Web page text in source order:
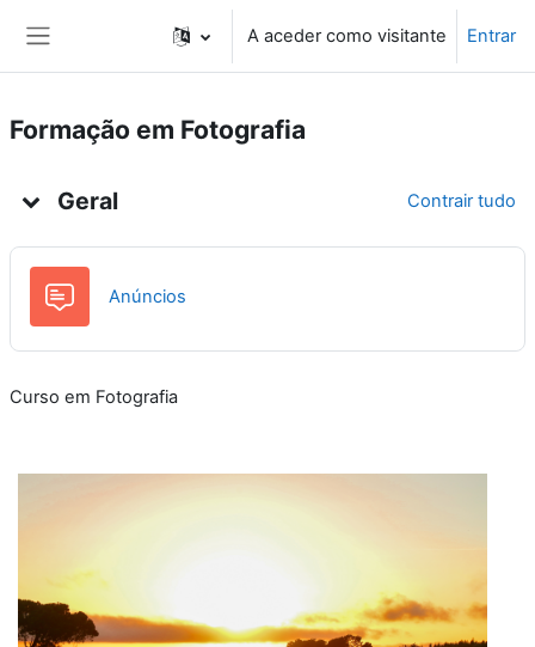
A aceder como visitante Entrar
Formação em Fotografia
Geral Contrair tudo
Anúncios
Curso em Fotografia